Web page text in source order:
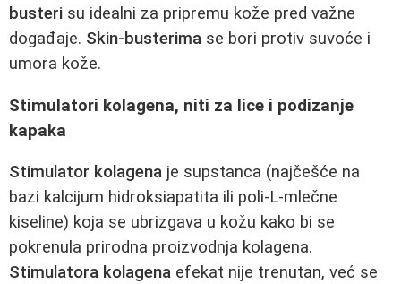
busteri su idealni za pripremu kože pred važne
događaje. Skin-busterima se bori protiv suvoće i
umora kože.
Stimulatori kolagena, niti za lice i podizanje
kapaka
Stimulator kolagena je supstanca (najčešće na
bazi kalcijum hidroksiapatita ili poli-L-mlečne
kiseline) koja se ubrizgava u kožu kako bi se
pokrenula prirodna proizvodnja kolagena.
Stimulatora kolagena efekat nije trenutan, već se